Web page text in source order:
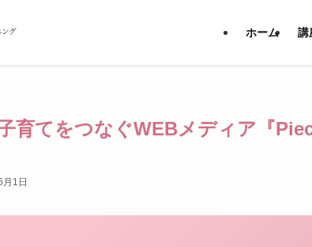
ホーム 講
育てをつなぐWEBメディア『
1日